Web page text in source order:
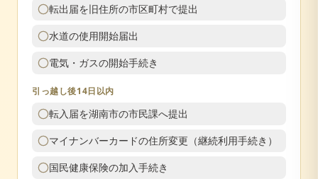
転出届を旧住所の市区町村で提出
水道の使用開始届出
電気・ガスの開始手続き
引っ越し後14日以内
転入届を湖南市の市民課へ提出
マイナンバーカードの住所変更（継続利用手続き）
国民健康保険の加入手続き